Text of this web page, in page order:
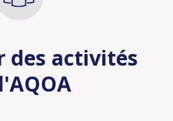
des activités